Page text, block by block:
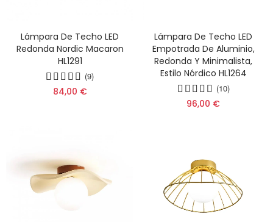
Lámpara De Techo LED
Redonda Nordic Macaron
HL1291
(9)
84,00 €
Lámpara De Techo LED
Empotrada De Aluminio,
Redonda Y Minimalista,
Estilo Nórdico HL1264
(10)
96,00 €